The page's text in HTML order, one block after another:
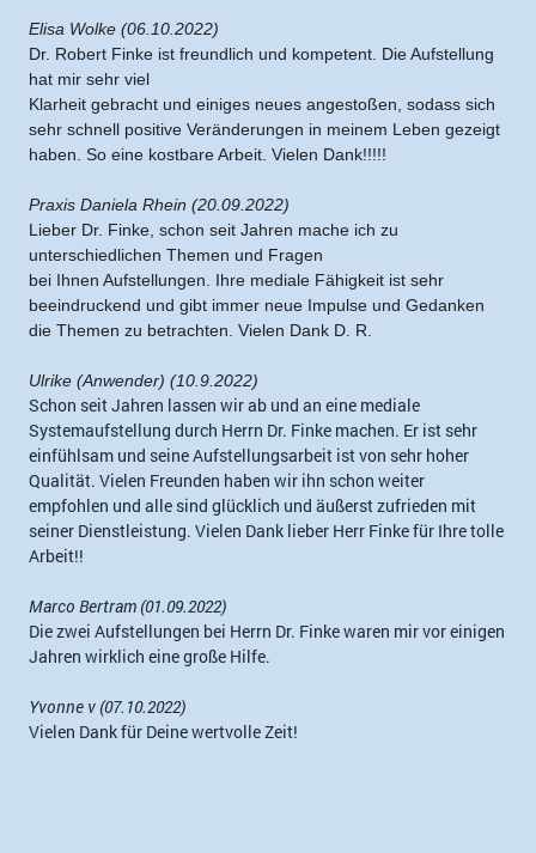
Elisa Wolke (06.10.2022)
Dr. Robert Finke ist freundlich und kompetent. Die Aufstellung
hat mir sehr viel
Klarheit gebracht und einiges neues angestoßen, sodass sich
sehr schnell positive Veränderungen in meinem Leben gezeigt
haben. So eine kostbare Arbeit. Vielen Dank!!!!!
Praxis Daniela Rhein (20.09.2022)
Lieber Dr. Finke, schon seit Jahren mache ich zu
unterschiedlichen Themen und Fragen
bei Ihnen Aufstellungen. Ihre mediale Fähigkeit ist sehr
beeindruckend und gibt immer neue Impulse und Gedanken
die Themen zu betrachten. Vielen Dank D. R.
Ulrike (Anwender) (10.9.2022)
Schon seit Jahren lassen wir ab und an eine mediale
Systemaufstellung durch Herrn Dr. Finke machen. Er ist sehr
einfühlsam und seine Aufstellungsarbeit ist von sehr hoher
Qualität. Vielen Freunden haben wir ihn schon weiter
empfohlen und alle sind glücklich und äußerst zufrieden mit
seiner Dienstleistung. Vielen Dank lieber Herr Finke für Ihre tolle
Arbeit!!
Marco Bertram (01.09.2022)
Die zwei Aufstellungen bei Herrn Dr. Finke waren mir vor einigen
Jahren wirklich eine große Hilfe.
Yvonne v (07.10.2022)
Vielen Dank für Deine wertvolle Zeit!